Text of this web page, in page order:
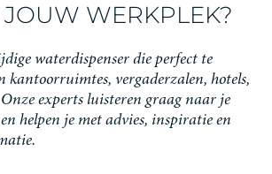
WERKPLEK?
waterdispenser die perfect te
kantoorruimtes, vergaderzalen, hotels,
experts luisteren graag naar je
helpen je met advies, inspiratie en